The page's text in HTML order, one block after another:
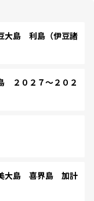
島 利島（伊豆諸
２０２７～２０２
大島 喜界島 加計